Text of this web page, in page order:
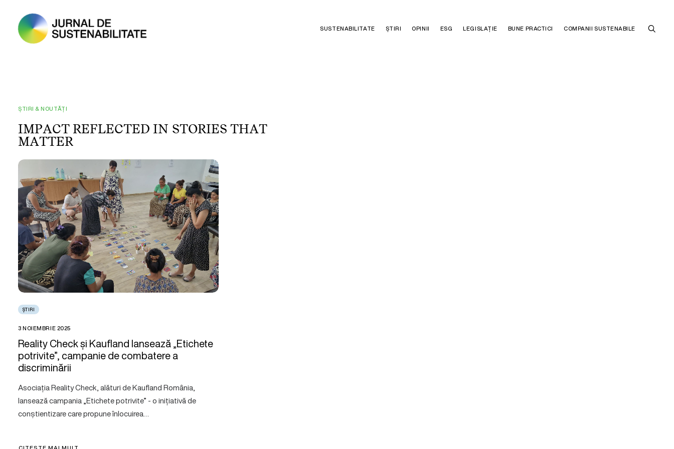
SUSTENABILITATE ȘTIRI OPINII ESG LEGISLAȚIE BUNE PRACTICI COMPANII SUSTENABILE
ȘTIRI & NOUTĂȚI
IMPACT REFLECTED IN STORIES THAT
MATTER
ȘTIRI
3 NOIEMBRIE 2025
Reality Check și Kaufland lansează „Etichete
potrivite”, campanie de combatere a
discriminării
Asociația Reality Check, alături de Kaufland România,
lansează campania „Etichete potrivite” - o inițiativă de
conștientizare care propune înlocuirea…